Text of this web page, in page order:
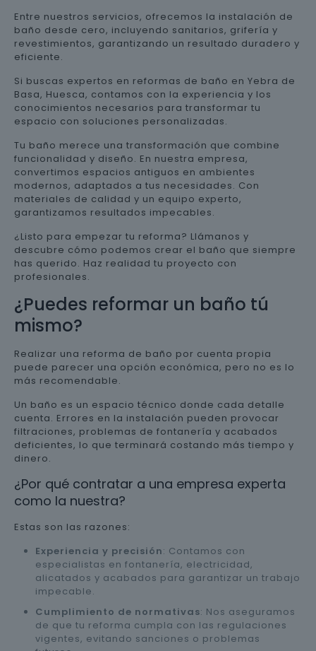
Entre nuestros servicios, ofrecemos la instalación de
baño desde cero, incluyendo sanitarios, grifería y
revestimientos, garantizando un resultado duradero y
eficiente.
Si buscas expertos en reformas de baño en Yebra de
Basa, Huesca, contamos con la experiencia y los
conocimientos necesarios para transformar tu
espacio con soluciones personalizadas.
Tu baño merece una transformación que combine
funcionalidad y diseño. En nuestra empresa,
convertimos espacios antiguos en ambientes
modernos, adaptados a tus necesidades. Con
materiales de calidad y un equipo experto,
garantizamos resultados impecables.
¿Listo para empezar tu reforma? Llámanos y
descubre cómo podemos crear el baño que siempre
has querido. Haz realidad tu proyecto con
profesionales.
¿Puedes reformar un baño tú
mismo?
Realizar una reforma de baño por cuenta propia
puede parecer una opción económica, pero no es lo
más recomendable.
Un baño es un espacio técnico donde cada detalle
cuenta. Errores en la instalación pueden provocar
filtraciones, problemas de fontanería y acabados
deficientes, lo que terminará costando más tiempo y
dinero.
¿Por qué contratar a una empresa experta
como la nuestra?
Estas son las razones:
Experiencia y precisión: Contamos con
especialistas en fontanería, electricidad,
alicatados y acabados para garantizar un trabajo
impecable.
Cumplimiento de normativas: Nos aseguramos
de que tu reforma cumpla con las regulaciones
vigentes, evitando sanciones o problemas